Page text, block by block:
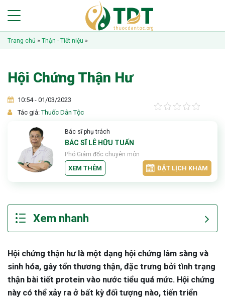
Trang chủ » Thận - Tiết niệu »
Hội Chứng Thận Hư
10:54 - 01/03/2023
Tác giả:Thuốc Dân Tộc
Bác sĩ phụ trách
BÁC SĨ LÊ HỮU TUẤN
Phó Giám đốc chuyên môn
XEM THÊM ĐẶT LỊCH KHÁM
Hội chứng thận hư là một dạng hội chứng lâm sàng và
sinh hóa, gây tổn thương thận, đặc trưng bởi tình trạng
thận bài tiết protein vào nước tiểu quá mức. Hội chứng
này có thể xảy ra ở bất kỳ đối tượng nào, tiến triển